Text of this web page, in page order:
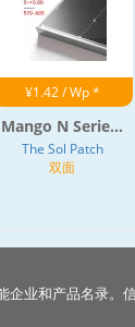
¥1.42 / Wp *
Mango N Serie...
The Sol Patch
双面
业和产品名录。